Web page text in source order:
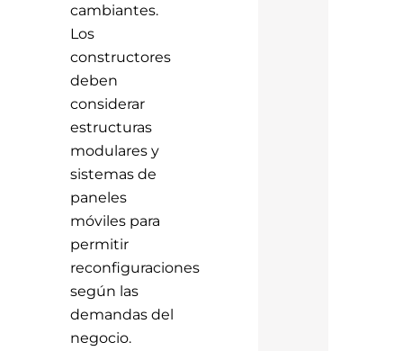
cambiantes.
Los
constructores
deben
considerar
estructuras
modulares y
sistemas de
paneles
móviles para
permitir
reconfiguraciones
según las
demandas del
negocio.